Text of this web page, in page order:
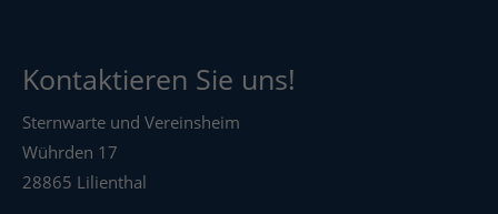
Kontaktieren Sie uns!
Sternwarte und Vereinsheim
Wührden 17
28865 Lilienthal